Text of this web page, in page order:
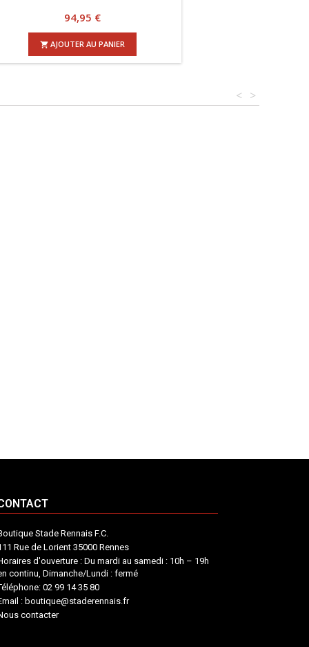
Prix
94,95 €
 AJOUTER AU PANIER
>
<
Stade Rennais F.C.
Rue de Lorient 35000 Rennes
d'ouverture : Du mardi au samedi : 10h – 19h
continu, Dimanche/Lundi : fermé
02 99 14 35 80
: boutique@staderennais.fr
contacter